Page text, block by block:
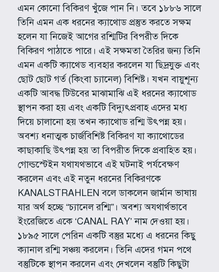
এমন কোনো বিকিরণ খুঁজে পান নি। তবে ১৮৮৬ সালে
তিনি এমন এক ধরনের ক্যাথোড প্রস্তুত করতে সক্ষম
হলেন যা নিজেই আগের রশ্মিটির বিপরীত দিকে
বিকিরণ পাঠাতে পারে। এই সক্ষমতা তৈরির জন্য তিনি
এমন একটি ক্যাথেড ব্যবহার করলেন যা ছিদ্রযুক্ত এবং
ছোট ছোট গর্ত (কিংবা চ্যানেল) বিশিষ্ট। যখন বায়ুশূন্য
একটি আবদ্ধ টিউবের মাঝামাঝি এই ধরনের ক্যাথোড
স্থাপন করা হয় এবং একটি বিদ্যুৎপ্রবাহ এদের মধ্য
দিয়ে চালানো হয় তখন ক্যাথোড রশ্মি উৎপন্ন হয়।
অবশ্য ধনাত্মক চার্জবিশিষ্ট বিকিরণ যা ক্যাথোডের
কাছাকাছি উৎপন্ন হয় তা বিপরীত দিকে প্রবাহিত হয়।
গোল্ডস্টেইন যথাযথভাবে এই ঘটনাই পর্যবেক্ষণ
করলেন এবং এই নতুন ধরনের বিকিরণকে
KANALSTRAHLEN বলে ডাকলেন জার্মান ভাষায়
যার অর্থ হচ্ছে “চ্যানেল রশ্মি”। অবশ্য অযথার্থভাবে
ইংরেজিতে একে ‘CANAL RAY’ নাম দেওয়া হয়।
১৮৯৫ সালে পেরিন একটি বস্তুর মধ্যে এ ধরনের কিছু
ক্যানাল রশ্মি সঞ্চয় করলেন। তিনি এদের গমন পথে
বস্তুটিকে স্থাপন করলেন এবং দেখলেন বস্তুটি কিছুটা